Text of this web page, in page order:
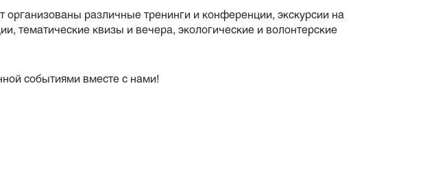
различные тренинги и конференции, экскурсии на
тематические квизы и вечера, экологические и волонтерские
событиями вместе с нами!